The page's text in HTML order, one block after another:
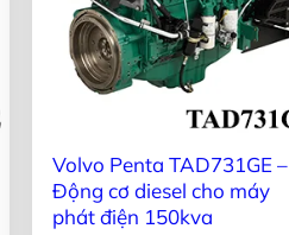
Volvo Penta TAD731GE –
Động cơ diesel cho máy
phát điện 150kva